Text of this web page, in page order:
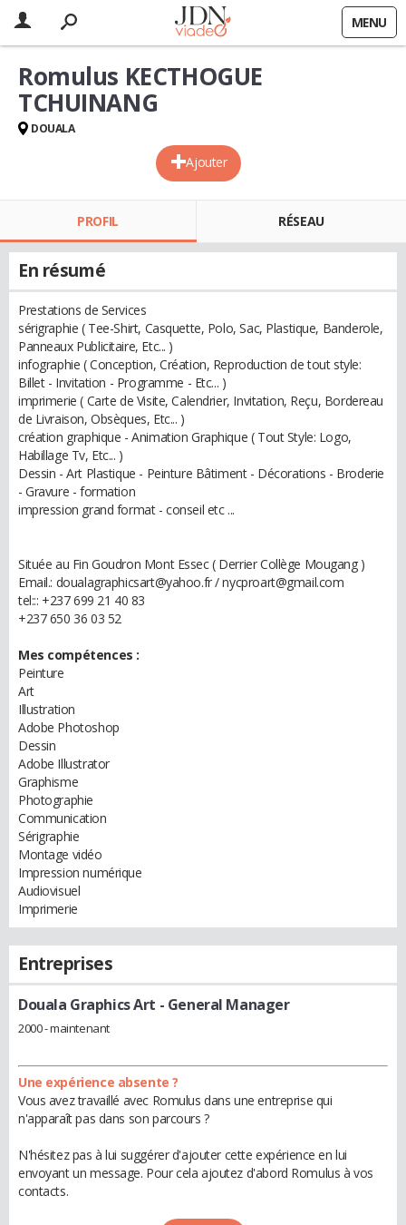
MENU
Ajouter
Romulus KECTHOGUE
TCHUINANG
DOUALA
PROFIL RÉSEAU
En résumé
Prestations de Services
sérigraphie ( Tee-Shirt, Casquette, Polo, Sac, Plastique, Banderole,
Panneaux Publicitaire, Etc... )
infographie ( Conception, Création, Reproduction de tout style:
Billet - Invitation - Programme - Etc... )
imprimerie ( Carte de Visite, Calendrier, Invitation, Reçu, Bordereau
de Livraison, Obsèques, Etc... )
création graphique - Animation Graphique ( Tout Style: Logo,
Habillage Tv, Etc... )
Dessin - Art Plastique - Peinture Bâtiment - Décorations - Broderie
- Gravure - formation
impression grand format - conseil etc ...
Située au Fin Goudron Mont Essec ( Derrier Collège Mougang )
Email.: doualagraphicsart@yahoo.fr / nycproart@gmail.com
tel::: +237 699 21 40 83
+237 650 36 03 52
Mes compétences :
Peinture
Art
Illustration
Adobe Photoshop
Dessin
Adobe Illustrator
Graphisme
Photographie
Communication
Sérigraphie
Montage vidéo
Impression numérique
Audiovisuel
Imprimerie
Entreprises
Douala Graphics Art - General Manager
2000 - maintenant
Une expérience absente ?
Vous avez travaillé avec Romulus dans une entreprise qui
n'apparaît pas dans son parcours ?
N'hésitez pas à lui suggérer d'ajouter cette expérience en lui
envoyant un message. Pour cela ajoutez d'abord Romulus à vos
contacts.